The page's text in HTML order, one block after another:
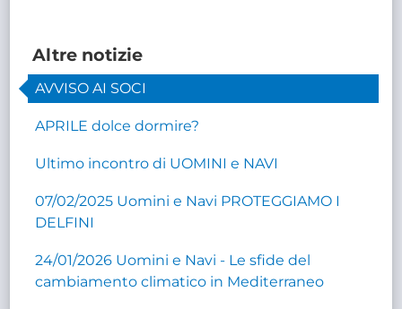
Altre notizie
AVVISO AI SOCI
APRILE dolce dormire?
Ultimo incontro di UOMINI e NAVI
07/02/2025 Uomini e Navi PROTEGGIAMO I
DELFINI
24/01/2026 Uomini e Navi - Le sfide del
cambiamento climatico in Mediterraneo